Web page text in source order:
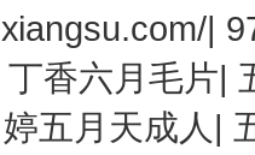
xiangsu.com/|
丁香六月毛片|
婷五月天成人 |